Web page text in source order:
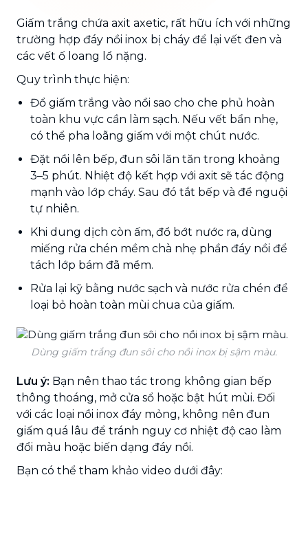
Giấm trắng chứa axit axetic, rất hữu ích với những
trường hợp đáy nồi inox bị cháy để lại vết đen và
các vết ố loang lổ nặng.
Quy trình thực hiện:
Đổ giấm trắng vào nồi sao cho che phủ hoàn
toàn khu vực cần làm sạch. Nếu vết bẩn nhẹ,
có thể pha loãng giấm với một chút nước.
Đặt nồi lên bếp, đun sôi lăn tăn trong khoảng
3–5 phút. Nhiệt độ kết hợp với axit sẽ tác động
mạnh vào lớp cháy. Sau đó tắt bếp và để nguội
tự nhiên.
Khi dung dịch còn ấm, đổ bớt nước ra, dùng
miếng rửa chén mềm chà nhẹ phần đáy nồi để
tách lớp bám đã mềm.
Rửa lại kỹ bằng nước sạch và nước rửa chén để
loại bỏ hoàn toàn mùi chua của giấm.
Dùng giấm trắng đun sôi cho nồi inox bị sậm màu.
Lưu ý: Bạn nên thao tác trong không gian bếp
thông thoáng, mở cửa sổ hoặc bật hút mùi. Đối
với các loại nồi inox đáy mỏng, không nên đun
giấm quá lâu để tránh nguy cơ nhiệt độ cao làm
đổi màu hoặc biến dạng đáy nồi.
Bạn có thể tham khảo video dưới đây: